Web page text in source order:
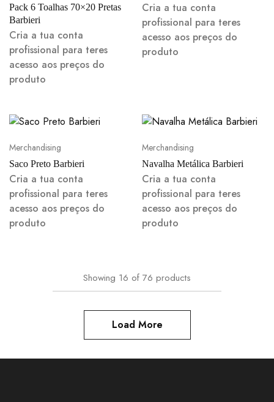
Pack 6 Toalhas 70×20 Pretas
Barbieri
Cria a tua conta
profissional para teres
acesso aos preços do
produto
Cria a tua conta
profissional para teres
acesso aos preços do
produto
Merchandising
Saco Preto Barbieri
Cria a tua conta
profissional para teres
acesso aos preços do
produto
Merchandising
Navalha Metálica Barbieri
Cria a tua conta
profissional para teres
acesso aos preços do
produto
Showing 16 of 76 products
Load More